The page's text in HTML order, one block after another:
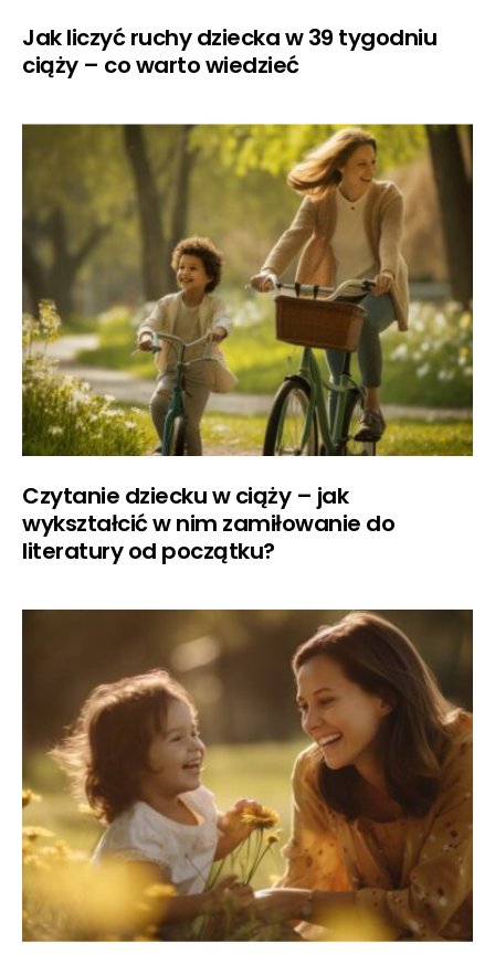
Jak liczyć ruchy dziecka w 39 tygodniu
ciąży – co warto wiedzieć
Czytanie dziecku w ciąży – jak
wykształcić w nim zamiłowanie do
literatury od początku?